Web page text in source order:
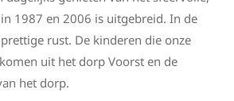
verzorgers
1987 en 2006 is uitgebreid. In de
rust. De kinderen die onze
uit het dorp Voorst en de
het dorp.